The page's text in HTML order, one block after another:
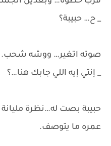
_ ح… حبيبة؟
صوته اتغير… ووشه شحب.
_ إنتي إيه اللي جابك هنا…؟
حبيبة بصت له…نظرة
عمره ما يتوصف.